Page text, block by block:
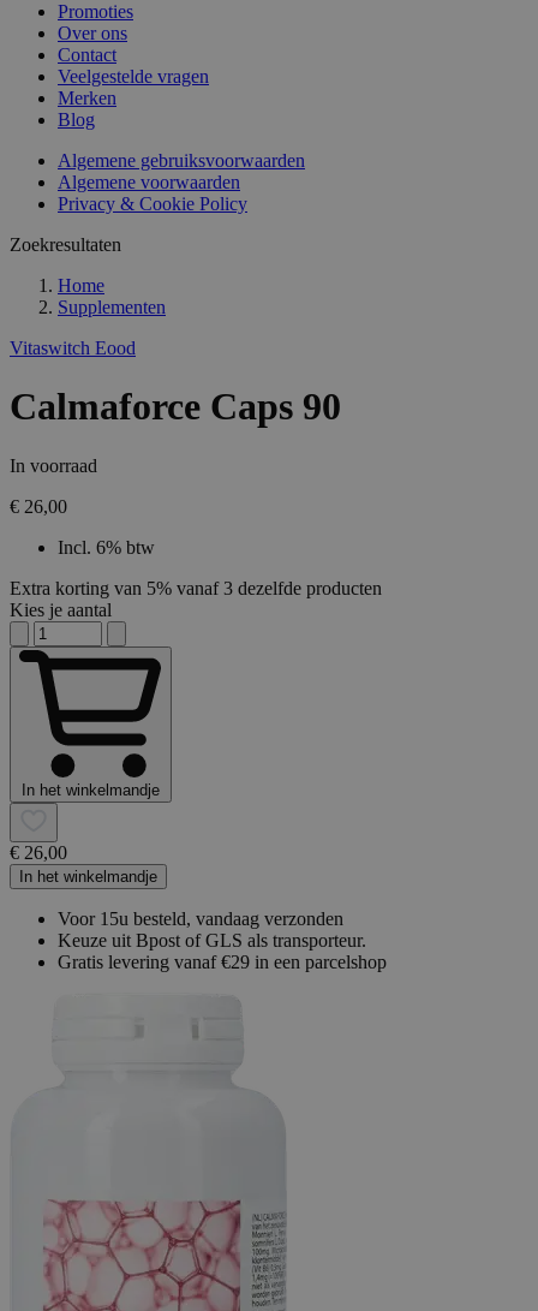
Promoties
Over ons
Contact
Veelgestelde vragen
Merken
Blog
Algemene gebruiksvoorwaarden
Algemene voorwaarden
Privacy & Cookie Policy
Zoekresultaten
Home
Supplementen
Vitaswitch Eood
Calmaforce Caps 90
In voorraad
€ 26,00
Incl. 6% btw
Extra korting van 5% vanaf 3 dezelfde producten
Kies je aantal
In het winkelmandje
€ 26,00
In het winkelmandje
Voor 15u besteld, vandaag verzonden
Keuze uit Bpost of GLS als transporteur.
Gratis levering vanaf €29 in een parcelshop